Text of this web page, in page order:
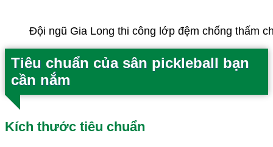
Đội ngũ Gia Long thi công lớp đệm chống thấm
Tiêu chuẩn của sân pickleball bạn
cần nắm
Kích thước tiêu chuẩn